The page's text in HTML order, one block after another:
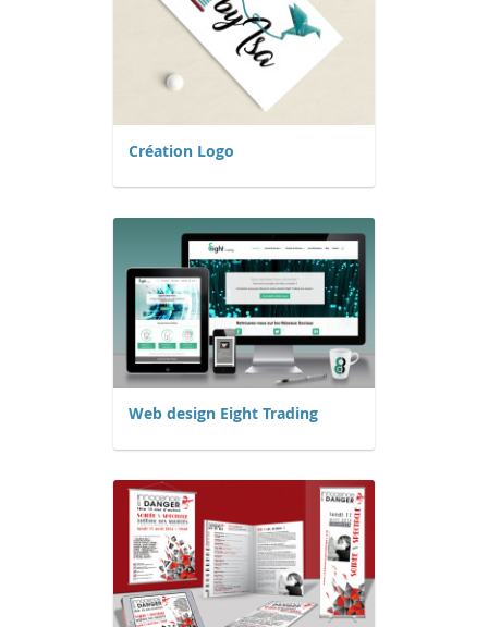
Création Logo
Web design Eight Trading